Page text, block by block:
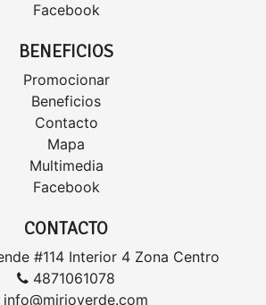
Facebook
BENEFICIOS
Promocionar
Beneficios
Contacto
Mapa
Multimedia
Facebook
CONTACTO
#114 Interior 4 Zona Centro
4871061078